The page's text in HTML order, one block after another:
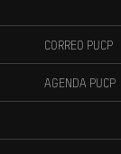
CORREO PUCP
AGENDA PUCP